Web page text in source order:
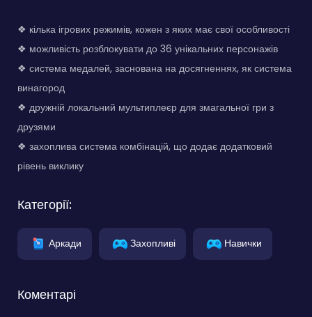
❖ кілька ігрових режимів, кожен з яких має свої особливості
❖ можливість розблокувати до 36 унікальних персонажів
❖ система медалей, заснована на досягненнях, як система
винагород
❖ дружній локальний мультиплеєр для змагальної гри з
друзями
❖ захоплива система комбінацій, що додає додатковий
рівень виклику
Категорії:
Аркади Захопливі Навички
Коментарі